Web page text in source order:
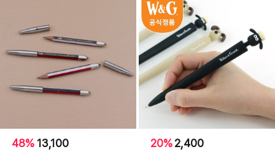
48% 13,100 20%2,400